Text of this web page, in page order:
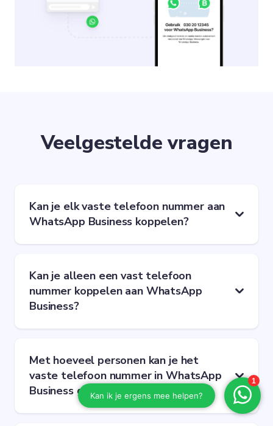
Veelgestelde vragen
Kan je elk vaste telefoon nummer aan
WhatsApp Business koppelen?
Kan je alleen een vast telefoon
nummer koppelen aan WhatsApp
Business?
Met hoeveel personen kan je het
vaste telefoon nummer in WhatsApp
Business gebruiken?